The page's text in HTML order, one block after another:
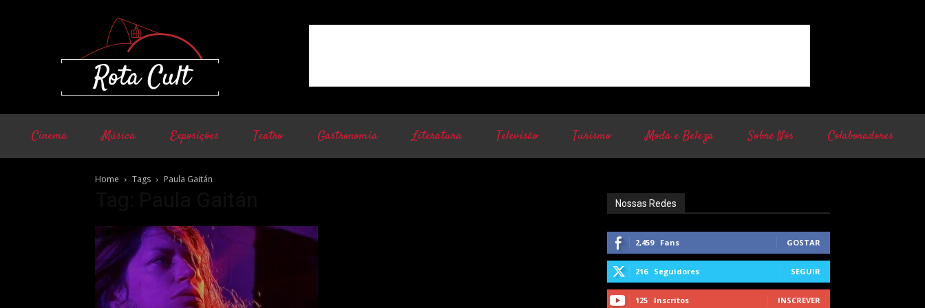
Cinema Música Exposições Teatro Gastronomia Literatura Televisão Turismo Moda e Beleza Sobre Nós Colaboradores
Home Tags Paula Gaitán
Nossas Redes
2,459 Fans GOSTAR
216 Seguidores SEGUIR
125 Inscritos INSCREVER